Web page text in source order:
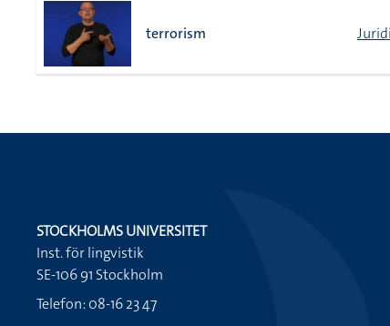
terrorism
STOCKHOLMS UNIVERSITET
Inst. för lingvistik
SE-106 91 Stockholm
Telefon: 08-16 23 47